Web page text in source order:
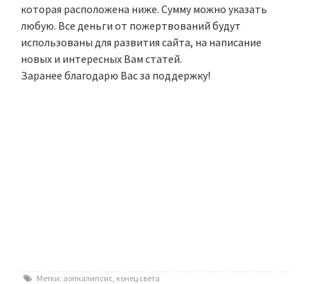
которая расположена ниже. Сумму можно указать
любую. Все деньги от пожертвований будут
использованы для развития сайта, на написание
новых и интересных Вам статей.
Заранее благодарю Вас за поддержку!
Метки: аопкалипсис конец света